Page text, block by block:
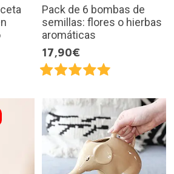
Pack de 6 bombas de
semillas: flores o hierbas
aromáticas
17,90€